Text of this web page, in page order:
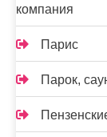
компания
Парис
Парок,